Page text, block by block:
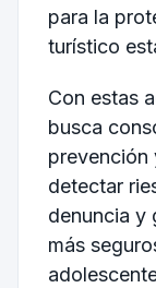
para la
turístico
Con estas
busca
prevención
detectar
denuncia y
más